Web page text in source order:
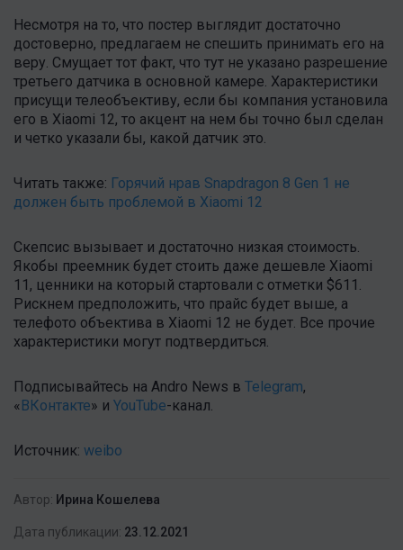
Несмотря на то, что постер выглядит достаточно
достоверно, предлагаем не спешить принимать его на
веру. Смущает тот факт, что тут не указано разрешение
третьего датчика в основной камере. Характеристики
присущи телеобъективу, если бы компания установила
его в Xiaomi 12, то акцент на нем бы точно был сделан
и четко указали бы, какой датчик это.
Читать также: Горячий нрав Snapdragon 8 Gen 1 не
должен быть проблемой в Xiaomi 12
Скепсис вызывает и достаточно низкая стоимость.
Якобы преемник будет стоить даже дешевле Xiaomi
11, ценники на который стартовали с отметки $611.
Рискнем предположить, что прайс будет выше, а
телефото объектива в Xiaomi 12 не будет. Все прочие
характеристики могут подтвердиться.
Подписывайтесь на Andro News в Telegram,
«ВКонтакте» и YouTube-канал .
Источник: weibo
Автор: Ирина Кошелева
Дата публикации: 23.12.2021